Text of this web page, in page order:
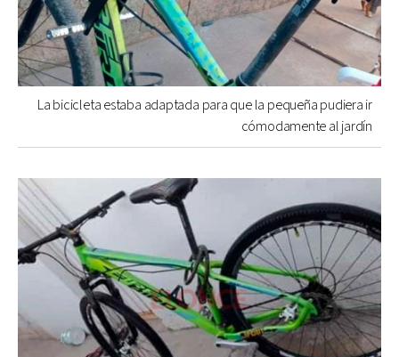
La bicicleta estaba adaptada para que la pequeña pudiera ir
cómodamente al jardín